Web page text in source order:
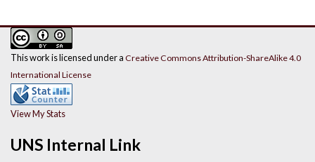
UNS Internal Link
This work is licensed under a Creative Commons Attribution-ShareAlike 4.0
International License
View My Stats